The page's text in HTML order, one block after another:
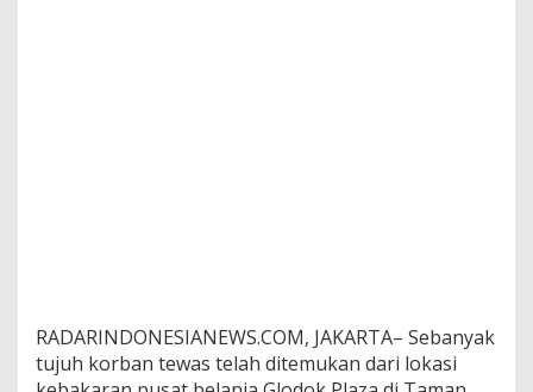
B
e
n
RADARINDONESIANEWS.COM, JAKARTA– Sebanyak
tujuh korban tewas telah ditemukan dari lokasi